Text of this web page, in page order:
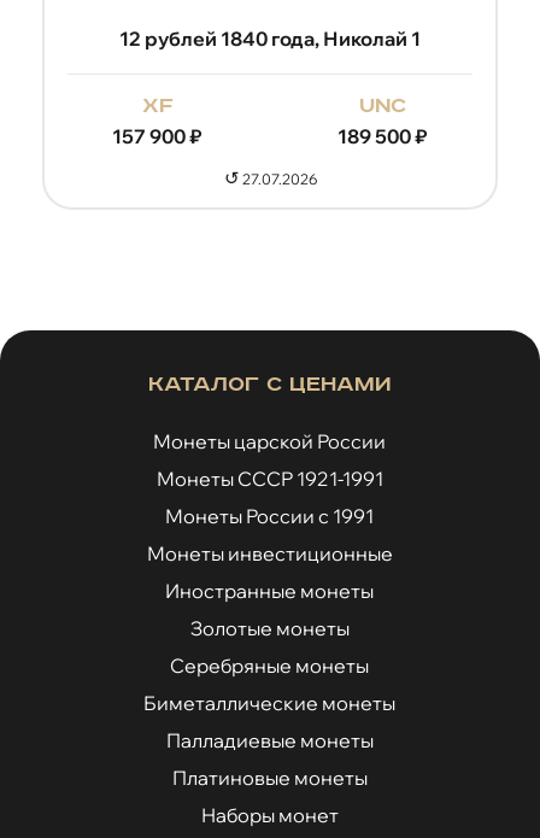
года, Николай 1
unc
189 500 ₽
Каталог с ценами
Монеты царской России
Монеты СССР 1921-1991
Монеты России с 1991
Монеты инвестиционные
Иностранные монеты
Золотые монеты
Серебряные монеты
Биметаллические монеты
Палладиевые монеты
Платиновые монеты
Наборы монет